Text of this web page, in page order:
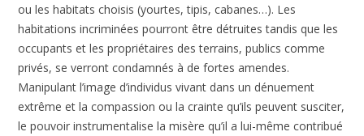
ou les habitats choisis (yourtes, tipis, cabanes…). Les
habitations incriminées pourront être détruites tandis que les
occupants et les propriétaires des terrains, publics comme
privés, se verront condamnés à de fortes amendes.
Manipulant l’image d’individus vivant dans un dénuement
extrême et la compassion ou la crainte qu’ils peuvent susciter,
le pouvoir instrumentalise la misère qu’il a lui-même contribué